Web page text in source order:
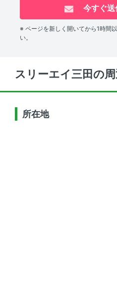
今すぐ送
※ ページを新しく開いてから1時間
い。
スリーエイ三田の
所在地